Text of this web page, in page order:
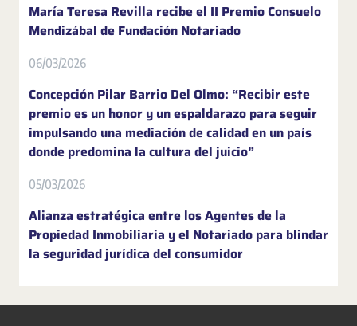
María Teresa Revilla recibe el II Premio Consuelo
Mendizábal de Fundación Notariado
06/03/2026
Concepción Pilar Barrio Del Olmo: “Recibir este
premio es un honor y un espaldarazo para seguir
impulsando una mediación de calidad en un país
donde predomina la cultura del juicio”
05/03/2026
Alianza estratégica entre los Agentes de la
Propiedad Inmobiliaria y el Notariado para blindar
la seguridad jurídica del consumidor